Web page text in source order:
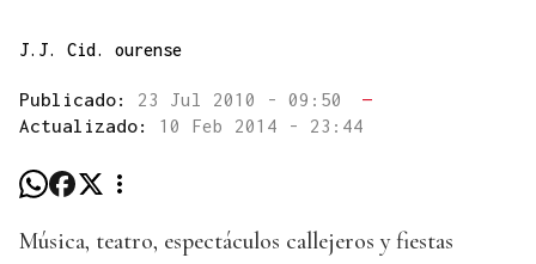
J.J. Cid. ourense
Publicado: 23 Jul 2010 - 09:50
—
Actualizado: 10 Feb 2014 - 23:44
Música, teatro, espectáculos callejeros y fiestas